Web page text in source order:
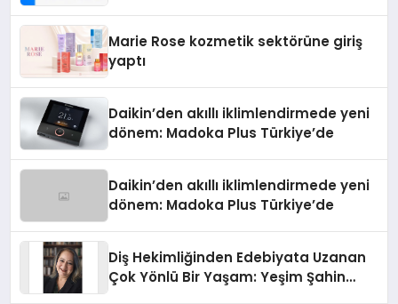
Marie Rose kozmetik sektörüne giriş
yaptı
Daikin’den akıllı iklimlendirmede yeni
dönem: Madoka Plus Türkiye’de
Daikin’den akıllı iklimlendirmede yeni
dönem: Madoka Plus Türkiye’de
Diş Hekimliğinden Edebiyata Uzanan
Çok Yönlü Bir Yaşam: Yeşim Şahin